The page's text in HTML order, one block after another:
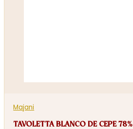
Majani
TAVOLETTA BLANCO DE CEPE 78%